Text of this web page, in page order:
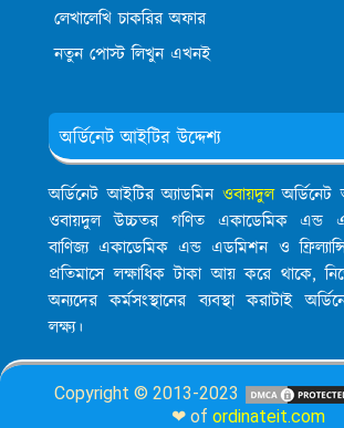
লেখালেখি চাকরির অফার
নতুন পোস্ট লিখুন এখনই
অর্ডিনেট আইটির উদ্দেশ্য
অর্ডিনেট আইটির অ্যাডমিন ওবায়দুলঅর্ডিনেট
ওবায়দুল উচ্চতর গণিত একাডেমিক এন্ড
বাণিজ্য একাডেমিক এন্ড এডমিশন ও
প্রতিমাসে লক্ষাধিক টাকা আয় করে থাকে,
অন্যদের কর্মসংস্থানের ব্যবস্থা করাটাই
লক্ষ্য।
Copyright © 2013-2023
❤ of ordinateit.com